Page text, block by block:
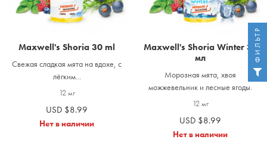
Maxwell's Shoria 30 ml
Свежая сладкая мята на вдохе, с
лёгким...
12 мг
USD $8.99
Нет в наличии
Maxwell's Shoria Winter 30
мл
Морозная мята, хвоя
можжевельник и лесные ягоды.
12 мг
USD $8.99
Нет в наличии
ФИЛЬТР